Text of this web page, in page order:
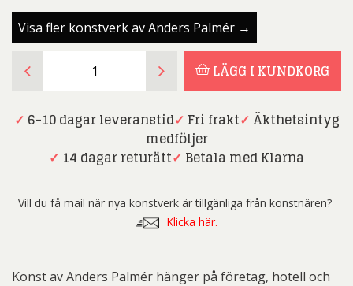
Visa fler konstverk av Anders Palmér →
Palmér
Förtöjd
Oljemålning
LÄGG I KUNDKORG
✓ 6-10 dagar leveranstid✓ Fri frakt✓ Äkthetsintyg
medföljer
✓ 14 dagar returätt✓ Betala med Klarna
Vill du få mail när nya konstverk är tillgänliga från konstnären?
Klicka här.
Konst av Anders Palmér hänger på företag, hotell och